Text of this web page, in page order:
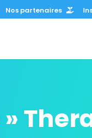
Nos partenaires